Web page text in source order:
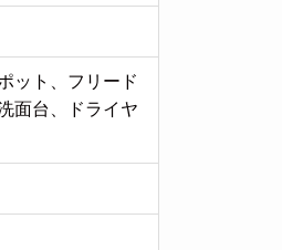
ット、フリード
面台、ドライヤ